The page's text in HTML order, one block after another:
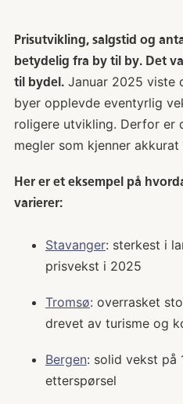
Prisutvikling, salgstid og
betydelig fra by til by. Det
til bydel.Januar 2025 viste
byer opplevde eventyrlig
roligere utvikling. Derfor er
megler som kjenner
Her er et eksempel på
varierer:
Stavanger: sterkest i
prisvekst i 2025
Tromsø: overrasket
drevet av turisme og
Bergen: solid vekst på
etterspørsel